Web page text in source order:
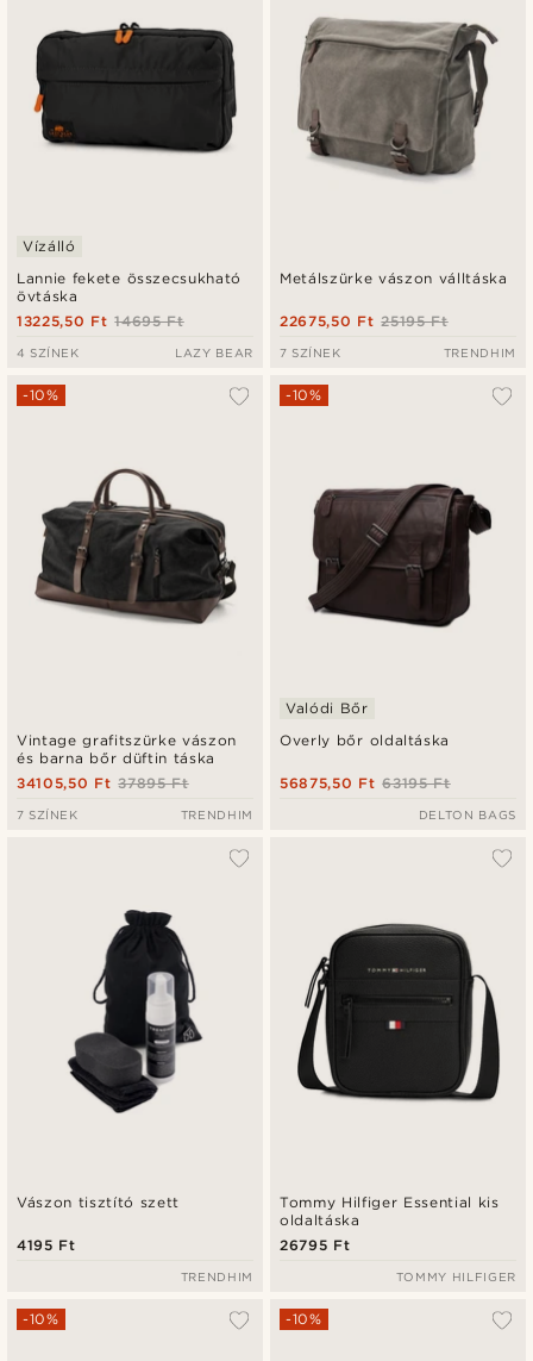
Lannie fekete összecsukható
övtáska
Vízálló
14695 Ft
13225,50 Ft
4 SZÍNEK LAZY BEAR
Metálszürke vászon válltáska
25195 Ft
22675,50 Ft
7 SZÍNEK TRENDHIM
Vintage grafitszürke vászon
és barna bőr düftin táska
-10%
37895 Ft
34105,50 Ft
7 SZÍNEK TRENDHIM
Overly bőr oldaltáska
-10%
Valódi Bőr
63195 Ft
56875,50 Ft
DELTON BAGS
Vászon tisztító szett
4195 Ft
TRENDHIM
Tommy Hilfiger Essential kis
oldaltáska
26795 Ft
TOMMY HILFIGER
-10% -10%